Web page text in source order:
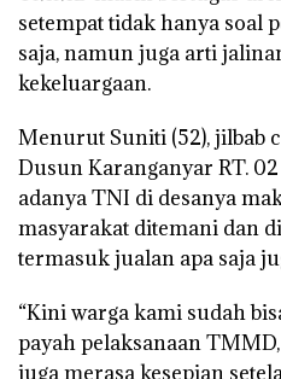
setempat tidak hanya
saja, namun juga arti
kekeluargaan.
Menurut Suniti (52), jilbab
Dusun Karanganyar RT.
adanya TNI di desanya
masyarakat ditemani dan
termasuk jualan apa saja
“Kini warga kami sudah
payah pelaksanaan
juga merasa kesepian